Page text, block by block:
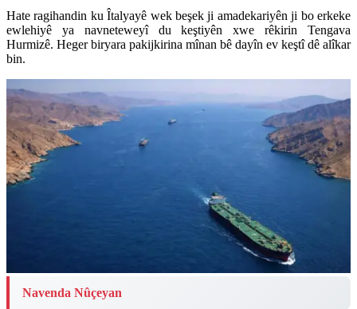
Hate ragihandin ku Îtalyayê wek beşek ji amadekariyên ji bo erkeke
ewlehiyê ya navneteweyî du keştiyên xwe rêkirin Tengava
Hurmizê. Heger biryara pakijkirina mînan bê dayîn ev keştî dê alîkar
bin.
Navenda Nûçeyan